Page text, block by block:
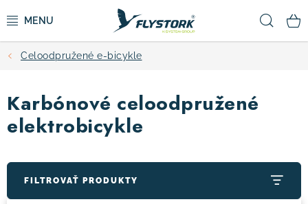
na
CYKLISTIKA
ZIMNÉ ŠPORTY
OBLEČENIE A TOPÁNKY
Celoodpružené e-bicykle
Karbónové celoodpružené
elektrobicykle
FILTROVAŤ PRODUKTY